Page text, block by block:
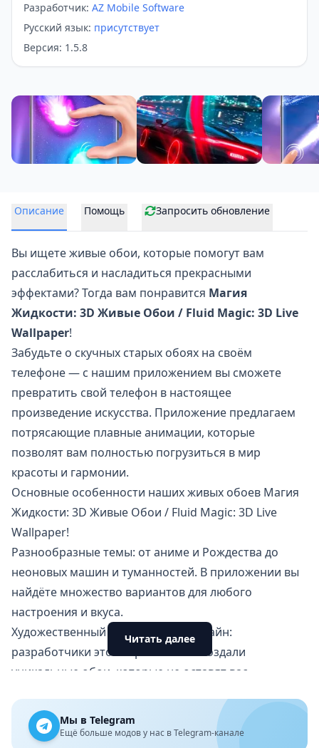
Разработчик: AZ Mobile Software
Русский язык: присутствует
Версия: 1.5.8
Описание Помощь Запросить обновление
Вы ищете живые обои, которые помогут вам
расслабиться и насладиться прекрасными
эффектами? Тогда вам понравится Магия
Жидкости: 3D Живые Обои / Fluid Magic: 3D Live
Wallpaper!
Забудьте о скучных старых обоях на своём
телефоне — с нашим приложением вы сможете
превратить свой телефон в настоящее
произведение искусства. Приложение предлагаем
потрясающие плавные анимации, которые
позволят вам полностью погрузиться в мир
красоты и гармонии.
Основные особенности наших живых обоев Магия
Жидкости: 3D Живые Обои / Fluid Magic: 3D Live
Wallpaper!
Разнообразные темы: от аниме и Рождества до
неоновых машин и туманностей. В приложении вы
найдёте множество вариантов для любого
настроения и вкуса.
Художественный и креативный дизайн:
разработчики этого приложения создали
уникальные обои , которые не оставят вас
Простое управление: наслаждайтесь медитативным
игровым процессом, не тратя много времени на
Читать далее
Мы в Telegram
Ещё больше модов у нас в Telegram-канале